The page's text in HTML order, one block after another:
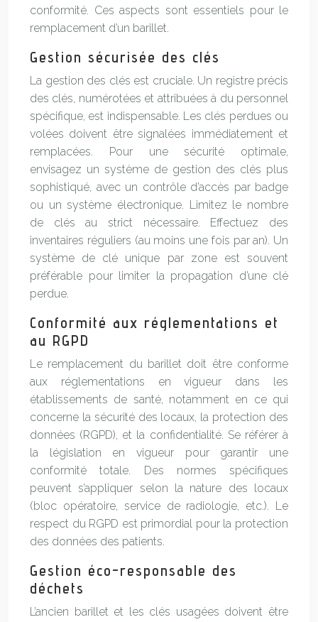
conformité. Ces aspects sont essentiels pour le
remplacement d’un barillet.
Gestion sécurisée des clés
La gestion des clés est cruciale. Un registre précis
des clés, numérotées et attribuées à du personnel
spécifique, est indispensable. Les clés perdues ou
volées doivent être signalées immédiatement et
remplacées. Pour une sécurité optimale,
envisagez un système de gestion des clés plus
sophistiqué, avec un contrôle d’accès par badge
ou un système électronique. Limitez le nombre
de clés au strict nécessaire. Effectuez des
inventaires réguliers (au moins une fois par an). Un
système de clé unique par zone est souvent
préférable pour limiter la propagation d’une clé
perdue.
Conformité aux réglementations et
au RGPD
Le remplacement du barillet doit être conforme
aux réglementations en vigueur dans les
établissements de santé, notamment en ce qui
concerne la sécurité des locaux, la protection des
données (RGPD), et la confidentialité. Se référer à
la législation en vigueur pour garantir une
conformité totale. Des normes spécifiques
peuvent s’appliquer selon la nature des locaux
(bloc opératoire, service de radiologie, etc.). Le
respect du RGPD est primordial pour la protection
des données des patients.
Gestion éco-responsable des
déchets
L’ancien barillet et les clés usagées doivent être